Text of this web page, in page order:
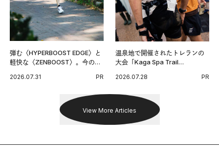
弾む〈HYPERBOOST EDGE〉と
軽快な〈ZENBOOST〉。今の時
出した新機軸。
2026.07.31 PR
温泉地で開催されたトレランの
大会「Kaga Spa Trail
戦を夢見るランナーたちの奮闘
2026.07.28 PR
View More Articles